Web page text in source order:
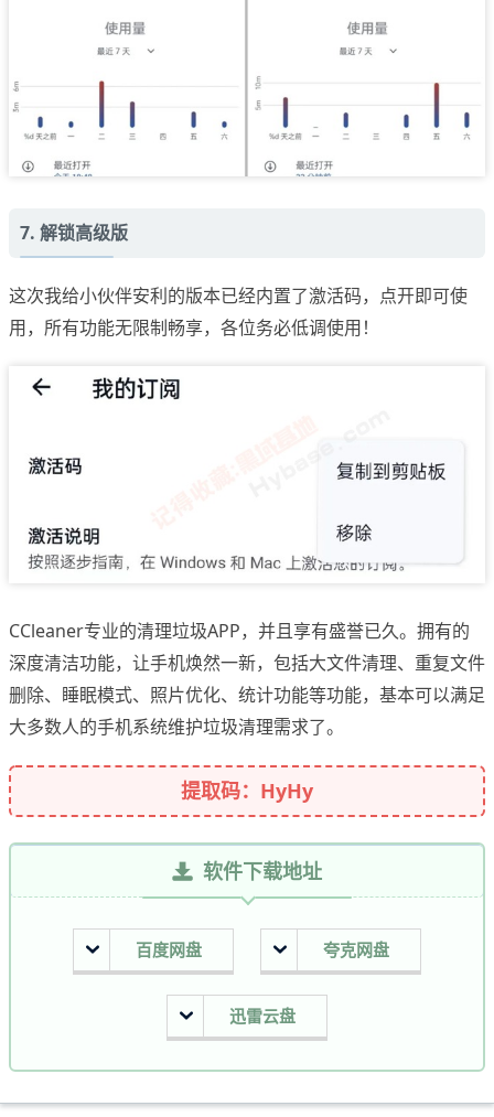
7. 解锁高级版
这次我给小伙伴安利的版本已经内置了激活码，点开即可使
用，所有功能无限制畅享，各位务必低调使用！
CCleaner专业的清理垃圾APP，并且享有盛誉已久。拥有的
深度清洁功能，让手机焕然一新，包括大文件清理、重复文件
删除、睡眠模式、照片优化、统计功能等功能，基本可以满足
大多数人的手机系统维护垃圾清理需求了。
提取码：HyHy
软件下载地址
百度网盘 夸克网盘
迅雷云盘